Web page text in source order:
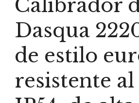
Calibrador
Dasqua
de estilo
resistente al